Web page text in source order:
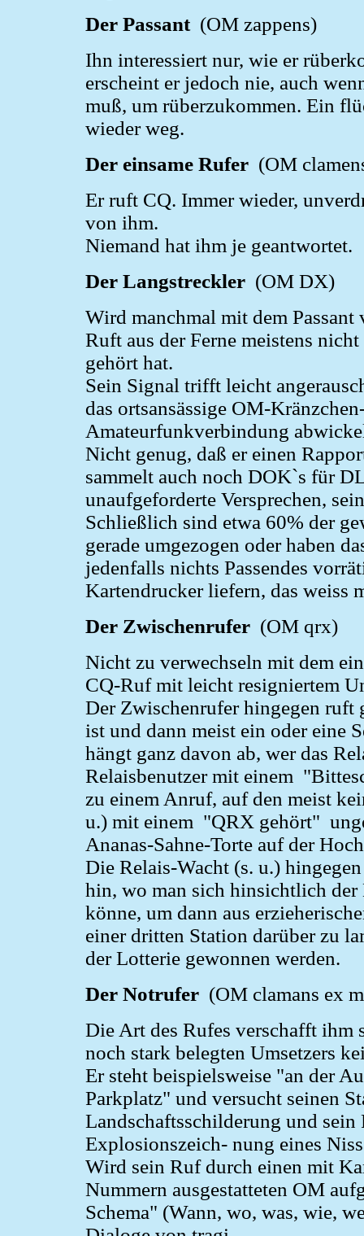
Der Passant(OM zappens)
Ihn interessiert nur, wie er
erscheint er jedoch nie, auch
muß, um rüberzukommen. Ein
wieder weg.
Der einsame Rufer (OM
Er ruft CQ. Immer wieder,
von ihm.
Niemand hat ihm je geantwortet.
Der Langstreckler (OM DX)
Wird manchmal mit dem
Ruft aus der Ferne meistens
gehört hat.
Sein Signal trifft leicht
das ortsansässige OM-
Amateurfunkverbindung
Nicht genug, daß er einen
sammelt auch noch DOK`s für
unaufgeforderte Versprechen,
Schließlich sind etwa 60% der
gerade umgezogen oder haben
jedenfalls nichts Passendes
Kartendrucker liefern, das weiss
Der Zwischenrufer (OM qrx)
Nicht zu verwechseln mit dem
CQ-Ruf mit leicht resigniertem
Der Zwischenrufer hingegen ruft
ist und dann meist ein oder eine
hängt ganz davon ab, wer das
Relaisbenutzer mit einem
zu einem Anruf, auf den meist
u.) mit einem "QRX gehört"
Ananas-Sahne-Torte auf der
Die Relais-Wacht (s. u.)
hin, wo man sich hinsichtlich der
könne, um dann aus
einer dritten Station darüber zu
der Lotterie gewonnen werden.
Der Notrufer (OM clamans ex
Die Art des Rufes verschafft ihm
noch stark belegten Umsetzers
Er steht beispielsweise "an der
Parkplatz" und versucht seinen
Landschaftsschilderung und
Explosionszeich- nung eines
Wird sein Ruf durch einen mit
Nummern ausgestatteten OM
Schema" (Wann, wo, was, wie,